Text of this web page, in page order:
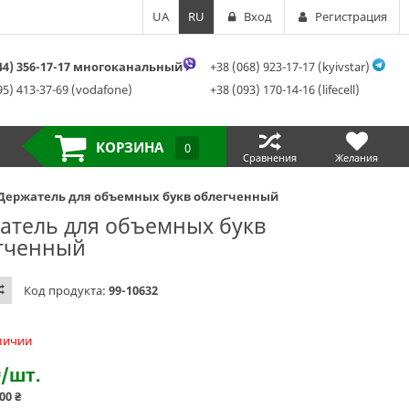
для объемных букв облегченный
для объемных букв
Код продукта: 99-10632
/шт.
₴
UA RU Вход Регистрация
356-17-17 многоканальный
413-37-69 (vodafone)
+38 (068) 923-17-17 (kyivstar)
+38 (093) 170-14-16 (lifecell)
КОРЗИНА 0
Сравнения Желания